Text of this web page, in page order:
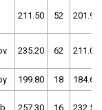
211.50 52 201.90
235.20 62 211.00
199.80 18 184.60
257.30 16 232.50